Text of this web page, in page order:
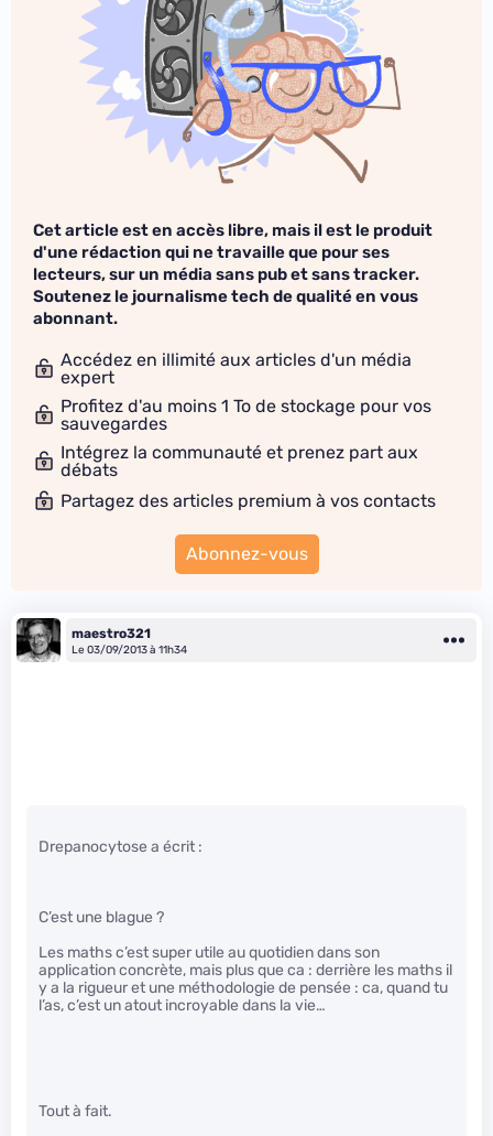
Cet article est en accès libre, mais il est le produit
d'une rédaction qui ne travaille que pour ses
lecteurs, sur un média sans pub et sans tracker.
Soutenez le journalisme tech de qualité en vous
abonnant.
Accédez en illimité aux articles d'un média
expert
Profitez d'au moins 1 To de stockage pour vos
sauvegardes
Intégrez la communauté et prenez part aux
débats
Partagez des articles premium à vos contacts
Abonnez-vous
maestro321
Le 03/09/2013 à 11h34
Drepanocytose a écrit :
C’est une blague ?
Les maths c’est super utile au quotidien dans son
application concrète, mais plus que ca : derrière les maths il
y a la rigueur et une méthodologie de pensée : ca, quand tu
l’as, c’est un atout incroyable dans la vie…
Tout à fait.